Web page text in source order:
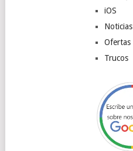
iOS
Noticias
Ofertas
Trucos